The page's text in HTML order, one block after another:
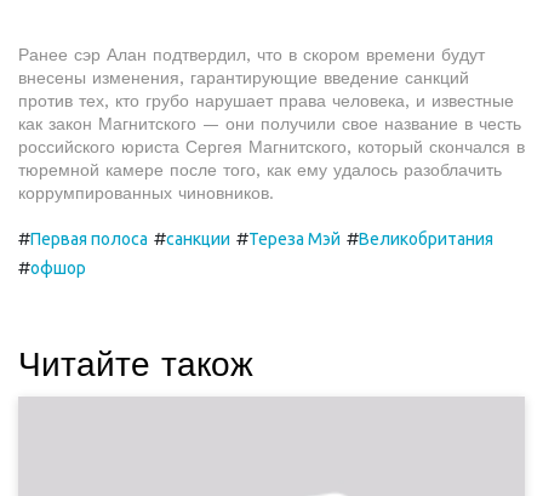
Ранее сэр Алан подтвердил, что в скором времени будут
внесены изменения, гарантирующие введение санкций
против тех, кто грубо нарушает права человека, и известные
как закон Магнитского — они получили свое название в честь
российского юриста Сергея Магнитского, который скончался в
тюремной камере после того, как ему удалось разоблачить
коррумпированных чиновников.
#Первая полоса #санкции #Тереза Мэй #Великобритания
#офшор
Читайте також